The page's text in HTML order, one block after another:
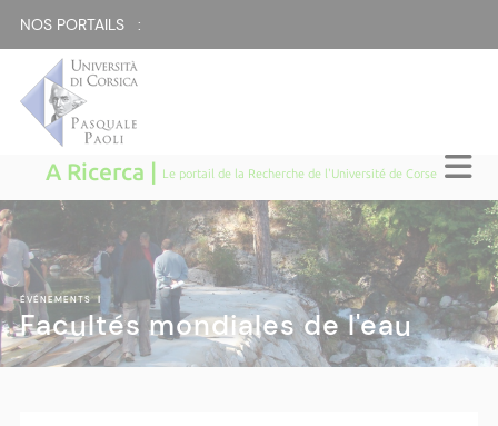
NOS PORTAILS :
A Ricerca | Le portail de la Recherche de l'Université de Corse
ÉVÉNEMENTS|
Facultés mondiales de l'eau